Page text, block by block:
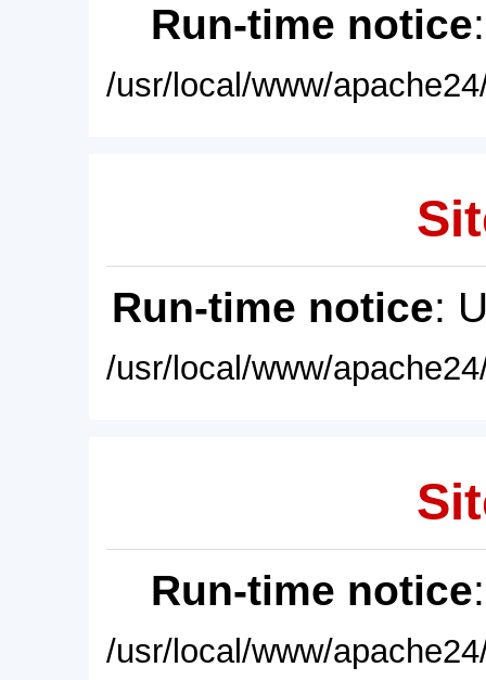
Run-time notice
/usr/local/www/
Run-time notice:
/usr/local/www/
Run-time notice
/usr/local/www/